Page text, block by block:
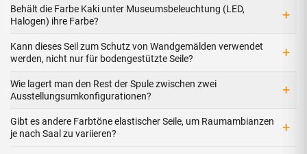
Behält die Farbe Kaki unter Museumsbeleuchtung (LED,
Halogen) ihre Farbe?
+
Kann dieses Seil zum Schutz von Wandgemälden verwendet
werden, nicht nur für bodengestützte Seile?
+
Wie lagert man den Rest der Spule zwischen zwei
Ausstellungsumkonfigurationen?
+
Gibt es andere Farbtöne elastischer Seile, um Raumambianzen
je nach Saal zu variieren?
+